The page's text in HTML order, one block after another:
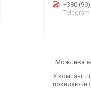
+380
У компанії
покидаючи